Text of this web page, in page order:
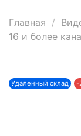
Главная
16 и более
Удаленный склад -